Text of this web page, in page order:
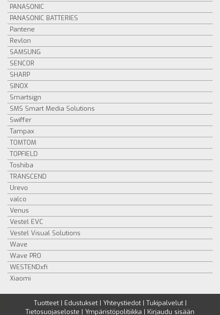
PANASONIC
PANASONIC BATTERIES
Pantene
Revlon
SAMSUNG
SENCOR
SHARP
SINOX
Smartsign
SMS Smart Media Solutions
Swiffer
Tampax
TOMTOM
TOPFIELD
Toshiba
TRANSCEND
Urevo
valco
Venus
Vestel EVC
Vestel Visual Solutions
Wave
Wave PRO
WESTENDxfi
Xiaomi
Tuotteet| Edustukset| Yhteystiedot| Tukipalvelut|
Tietosuojaseloste | Ympäristöpolitiikka | Kirjaudu sisään